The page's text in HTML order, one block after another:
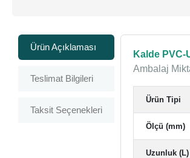
Ürün Açıklaması
Teslimat Bilgileri
Taksit Seçenekleri
Kalde PVC-
Ambalaj
Ürün Tipi
Ölçü (mm)
Uzunluk